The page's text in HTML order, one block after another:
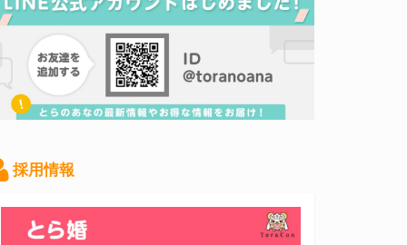
採用情報